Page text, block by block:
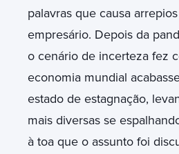
palavras que causa
empresário. Depois da
o cenário de incerteza fez
economia mundial
estado de estagnação,
mais diversas se
à toa que o assunto foi